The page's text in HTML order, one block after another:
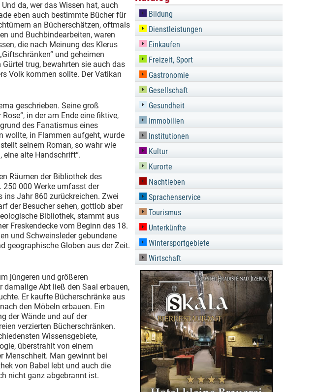
da, wer das Wissen hat, auch
eben auch bestimmte Bücher für
an Bücherschätzen, oftmals
und Buchbindearbeiten, waren
die nach Meinung des Klerus
und geheimen
trug, bewahrten sie auch das
Volk kommen sollte. Der Vatikan
geschrieben. Seine groß
in der am Ende eine fiktive,
des Fanatismus eines
wollte, in Flammen aufgeht, wurde
seinem Roman, so wahr wie
eine alte Handschrift“.
Räumen der Bibliothek des
000 Werke umfasst der
ins Jahr 860 zurückreichen. Zwei
der Besucher sehen, gottlob aber
Bibliothek, stammt aus
Freskendecke vom Beginn des 18.
und Schweinsleder gebundene
geographische Globen aus der Zeit.
jüngeren und größeren
Abt ließ den Saal erbauen,
Er kaufte Bücherschränke aus
den Möbeln erbauen. Ein
der Wände und auf der
verzierten Bücherschränken.
Wissensgebiete,
überstrahlt von einem
Menschheit. Man gewinnt bei
von Babel lebt und auch die
nicht ganz abgebrannt ist.
Bildung
Dienstleistungen
Einkaufen
Freizeit, Sport
Gastronomie
Gesellschaft
Gesundheit
Immobilien
Institutionen
Kultur
Kurorte
Nachtleben
Sprachenservice
Tourismus
Unterkünfte
Wintersportgebiete
Wirtschaft